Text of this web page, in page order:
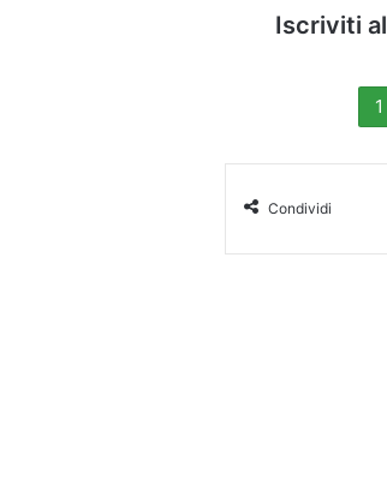
Iscriviti al
1
Condividi